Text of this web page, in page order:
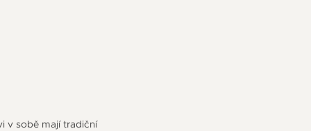
v sobě mají tradiční